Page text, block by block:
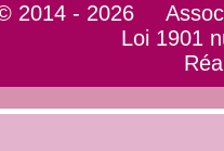
2014 - 2026
Loi 1901